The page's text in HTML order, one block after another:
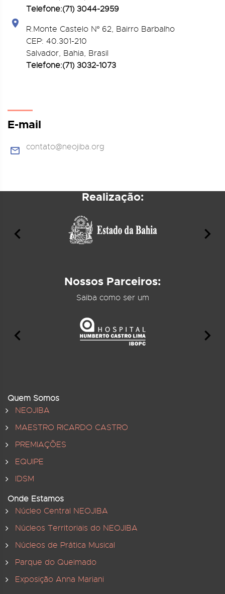
Telefone:(71) 3044-2959
R.Monte Castelo Nº 62, Bairro Barbalho
CEP: 40.301-210
Salvador, Bahia, Brasil
Telefone:(71) 3032-1073
E-mail
contato@neojiba.org
Realização:
Nossos Parceiros:
Saiba como ser um
Quem Somos
NEOJIBA
MAESTRO RICARDO CASTRO
PREMIAÇÕES
EQUIPE
IDSM
Onde Estamos
Núcleo Central NEOJIBA
Núcleos Territoriais do NEOJIBA
Núcleos de Prática Musical
Parque do Queimado
Exposição Anna Mariani